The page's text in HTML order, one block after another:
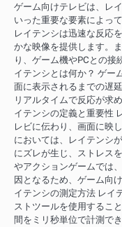
ゲーム向けテレビは、レ
いった重要な要素によっ
レイテンシは迅速な反応
かな映像を提供します。
り、ゲーム機やPCとの接
イテンシとは何か？ ゲー
面に表示されるまでの遅
リアルタイムで反応が求
イテンシの定義と重要性
レビに伝わり、画面に映
においては、レイテンシ
にズレが生じ、ストレス
やアクションゲームでは
因となるため、ゲーム向
イテンシの測定方法 レイ
ストツールを使用するこ
間をミリ秒単位で計測で